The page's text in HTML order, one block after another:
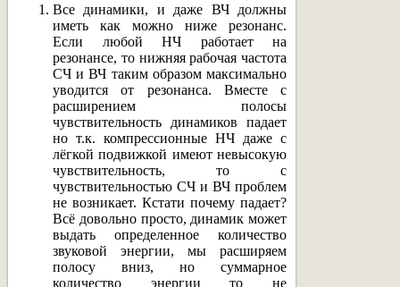
Все динамики, и даже ВЧ должны
иметь как можно ниже резонанс.
Если любой НЧ работает на
резонансе, то нижняя рабочая частота
СЧ и ВЧ таким образом максимально
уводится от резонанса. Вместе с
расширением полосы
чувствительность динамиков падает
но т.к. компрессионные НЧ даже с
лёгкой подвижкой имеют невысокую
чувствительность, то с
чувствительностью СЧ и ВЧ проблем
не возникает. Кстати почему падает?
Всё довольно просто, динамик может
выдать определенное количество
звуковой энергии, мы расширяем
полосу вниз, но суммарное
количество энергии то не